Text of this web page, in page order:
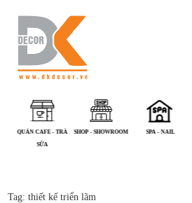
QUÁN CAFE - TRÀ
SHOP - SHOWROOM SPA - NAIL
Tag:thiết kế triển lãm